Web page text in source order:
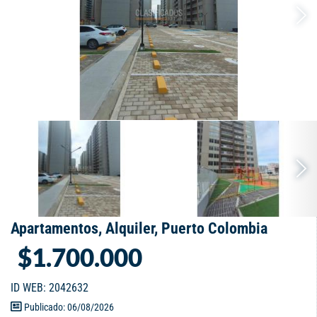
Apartamentos, Alquiler, Puerto Colombia
$1.700.000
ID WEB: 2042632
Publicado: 06/08/2026